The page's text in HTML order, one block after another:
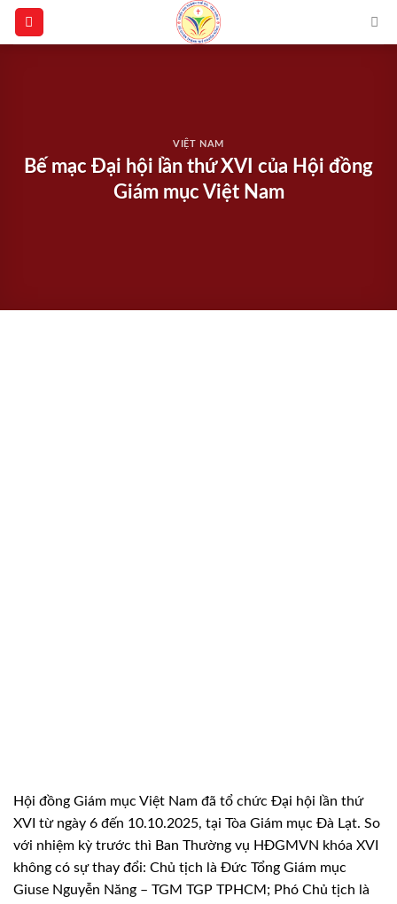
Skip
VIỆT NAM
Bế mạc Đại hội lần thứ XVI của Hội đồng
Giám mục Việt Nam
Hội đồng Giám mục Việt Nam đã tổ chức Đại hội lần thứ
XVI từ ngày 6 đến 10.10.2025, tại Tòa Giám mục Đà Lạt. So
với nhiệm kỳ trước thì Ban Thường vụ HĐGMVN khóa XVI
không có sự thay đổi: Chủ tịch là Đức Tổng Giám mục
Giuse Nguyễn Năng – TGM TGP TPHCM; Phó Chủ tịch là